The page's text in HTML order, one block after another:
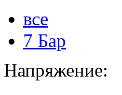
все
7 Бар
Напряжение: